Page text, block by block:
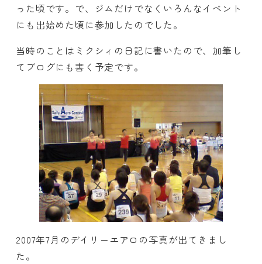
った頃です。で、ジムだけでなくいろんなイベント
にも出始めた頃に参加したのでした。
当時のことはミクシィの日記に書いたので、加筆し
てブログにも書く予定です。
2007年7月のデイリーエアロの写真が出てきまし
た。